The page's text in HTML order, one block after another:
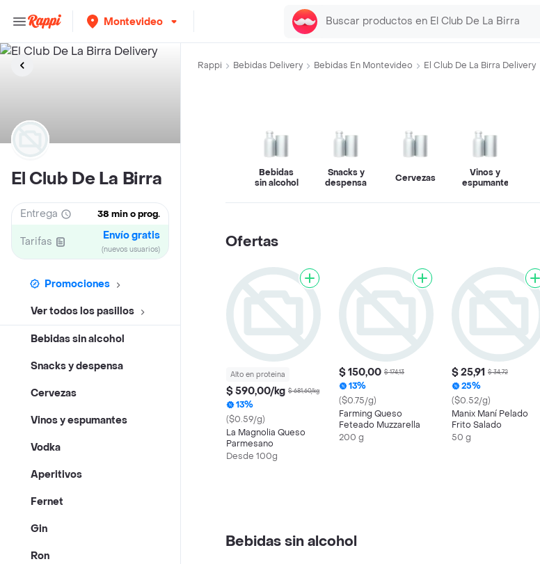
Montevideo
El Club De La Birra
Entrega 38 min o prog.
Tarifas Envío gratis
(nuevos usuarios)
Promociones
Ver todos los pasillos
Bebidas sin alcohol
Snacks y despensa
Cervezas
Vinos y espumantes
Vodka
Aperitivos
Fernet
Gin
Ron
Rappi Bebidas Delivery Bebidas En Montevideo El Club De La Birra Delivery
Bebidas
sin alcohol
Snacks y
despensa
Cervezas
Vinos y
espumantes
Ofertas
Alto en proteina
$ 590,00/kg $ 681,60/kg
13%
($0.59/g)
La Magnolia Queso
Parmesano
Desde 100g
$ 150,00 $ 174,13
13%
($0.75/g)
Farming Queso
Feteado Muzzarella
200 g
$ 25,91 $ 34,72
25%
($0.52/g)
Manix Maní Pelado
Frito Salado
50 g
Bebidas sin alcohol